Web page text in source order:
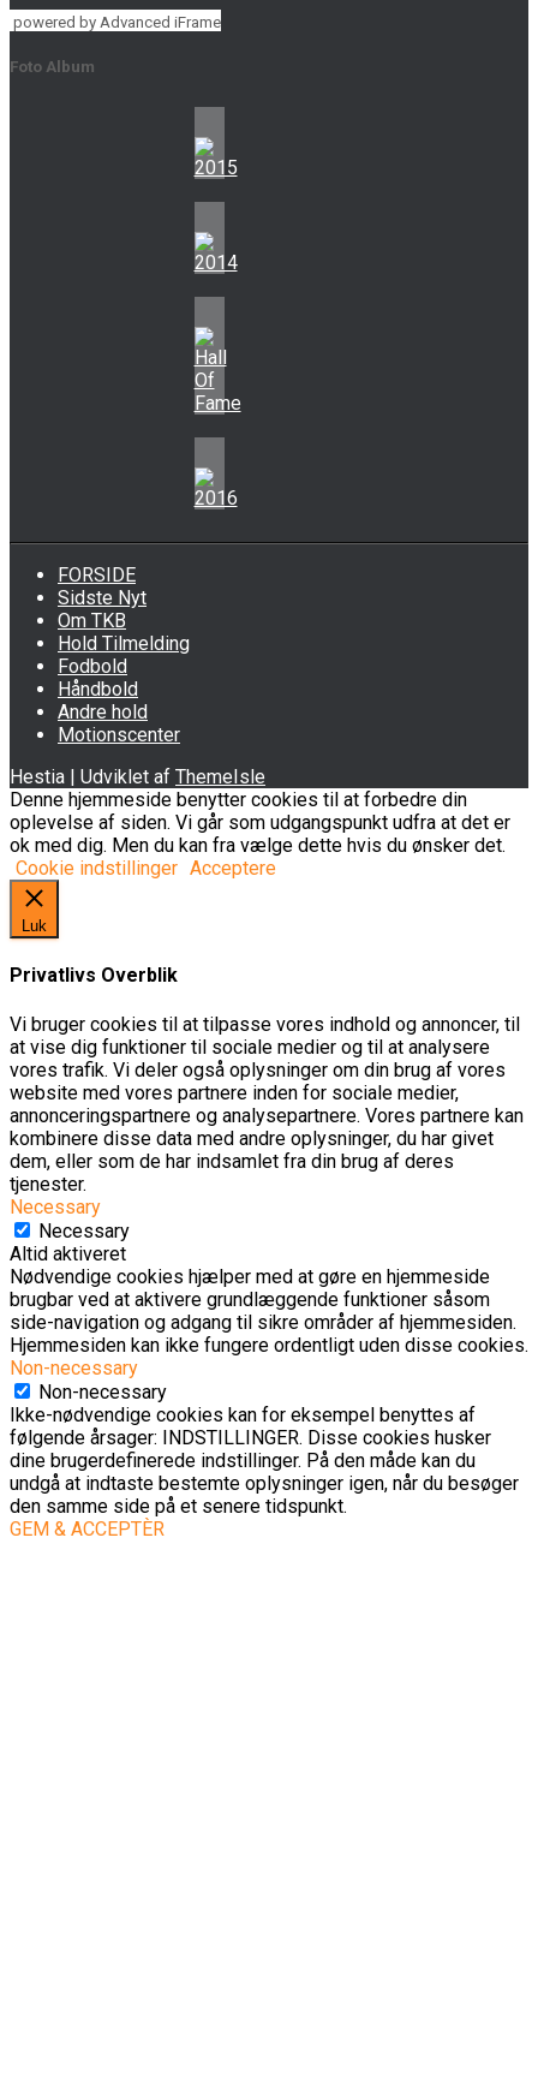
powered by Advanced iFrame
Foto Album
FORSIDE
Sidste Nyt
Om TKB
Hold Tilmelding
Fodbold
Håndbold
Andre hold
Motionscenter
Hestia | Udviklet af ThemeIsle
Denne hjemmeside benytter cookies til at forbedre din
oplevelse af siden. Vi går som udgangspunkt udfra at det er
ok med dig. Men du kan fra vælge dette hvis du ønsker det.
Cookie indstillinger Acceptere
Luk
Privatlivs Overblik
Vi bruger cookies til at tilpasse vores indhold og annoncer, til
at vise dig funktioner til sociale medier og til at analysere
vores trafik. Vi deler også oplysninger om din brug af vores
website med vores partnere inden for sociale medier,
annonceringspartnere og analysepartnere. Vores partnere kan
kombinere disse data med andre oplysninger, du har givet
dem, eller som de har indsamlet fra din brug af deres
tjenester.
Necessary
Necessary
Altid aktiveret
Nødvendige cookies hjælper med at gøre en hjemmeside
brugbar ved at aktivere grundlæggende funktioner såsom
side-navigation og adgang til sikre områder af hjemmesiden.
Hjemmesiden kan ikke fungere ordentligt uden disse cookies.
Non-necessary
Non-necessary
Ikke-nødvendige cookies kan for eksempel benyttes af
følgende årsager: INDSTILLINGER. Disse cookies husker
dine brugerdefinerede indstillinger. På den måde kan du
undgå at indtaste bestemte oplysninger igen, når du besøger
den samme side på et senere tidspunkt.
GEM & ACCEPTÈR